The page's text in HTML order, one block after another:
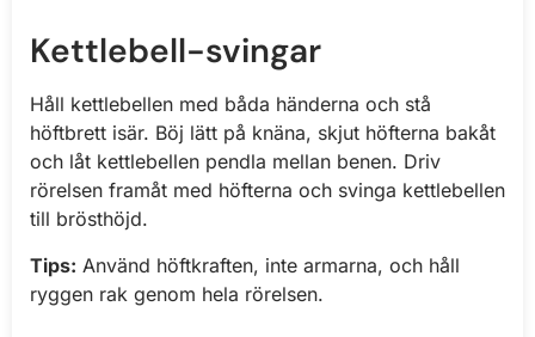
Kettlebell-svingar
Håll kettlebellen med båda händerna och stå
höftbrett isär. Böj lätt på knäna, skjut höfterna bakåt
och låt kettlebellen pendla mellan benen. Driv
rörelsen framåt med höfterna och svinga kettlebellen
till brösthöjd.
Tips: Använd höftkraften, inte armarna, och håll
ryggen rak genom hela rörelsen.